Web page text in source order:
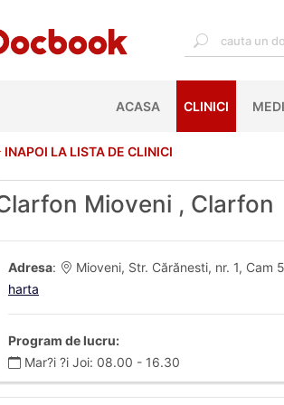
ACASA(CURRENT)
CLINICI
INAPOI LA LISTA DE CLINICI
Mioveni , Clarfon
Adresa:
Mioveni, Str. Cărănesti, nr. 1,
harta
Program de lucru:
Mar?i ?i Joi: 08.00 - 16.30